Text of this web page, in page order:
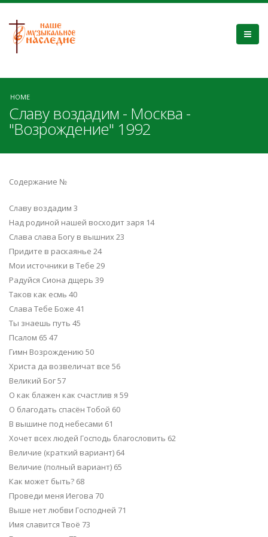
HOME
Славу воздадим - Москва -
"Возрождение" 1992
Содержание №
Славу воздадим 3
Над родиной нашей восходит заря 14
Слава слава Богу в вышних 23
Придите в раскаянье 24
Мои источники в Тебе 29
Радуйся Сиона дщерь 39
Таков как есмь 40
Слава Тебе Боже 41
Ты знаешь путь 45
Псалом 65 47
Гимн Возрождению 50
Христа да возвеличат все 56
Великий Бог 57
О как блажен как счастлив я 59
О благодать спасён Тобой 60
В вышине под небесами 61
Хочет всех людей Господь благословить 62
Величие (краткий вариант) 64
Величие (полный вариант) 65
Как может быть? 68
Проведи меня Иегова 70
Выше нет любви Господней 71
Имя славится Твоё 73